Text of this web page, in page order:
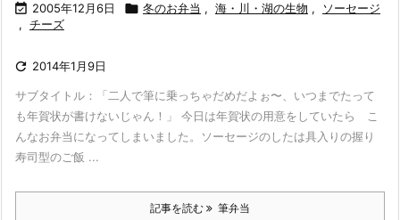
 2005年12月6日  冬のお弁当 , 海・川・湖の生物 ,
ソーセージ
, チーズ
 2014年1月9日
サブタイトル：「二人で筆に乗っちゃだめだよぉ〜、いつまでたって
も年賀状が書けないじゃん！」 今日は年賀状の用意をしていたら こ
んなお弁当になってしまいました。ソーセージのしたは具入りの握り
寿司型のご飯 ...
記事を読む 筆弁当